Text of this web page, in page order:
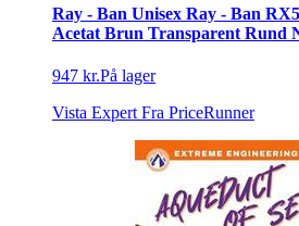
Ray - Ban Unisex Ray - Ban
Acetat Brun Transparent Rund
947 kr.På lager
Vista Expert Fra PriceRunner